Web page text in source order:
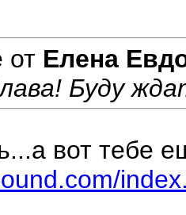
от Елена
Буду
вот тебе